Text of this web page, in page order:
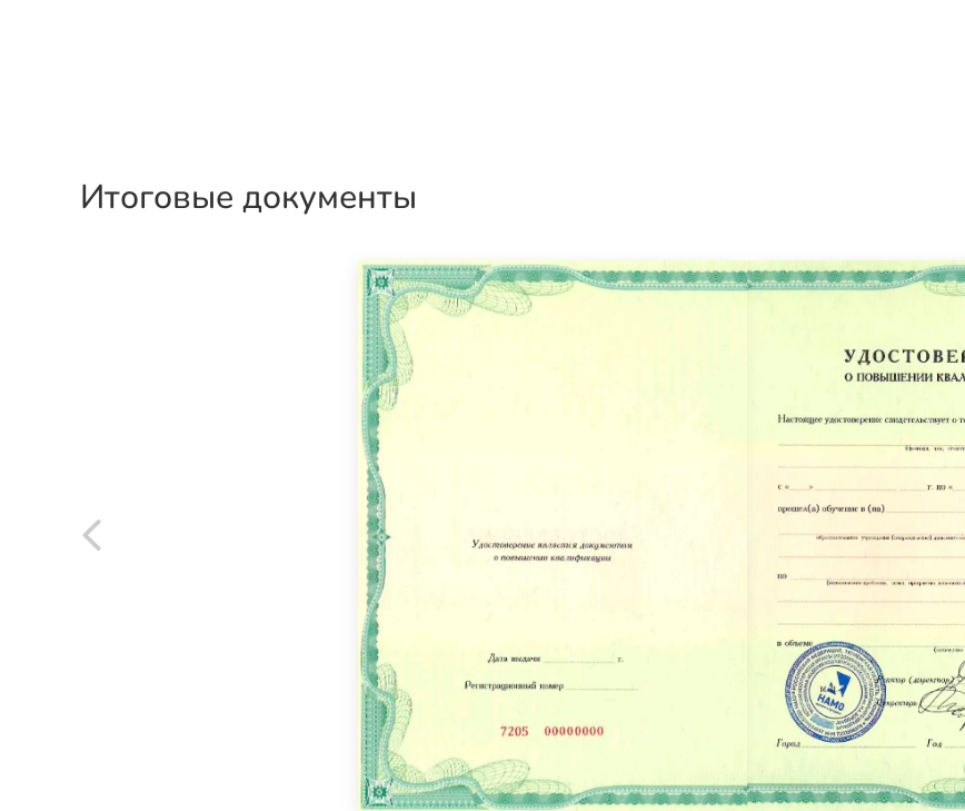
Итоговые документы